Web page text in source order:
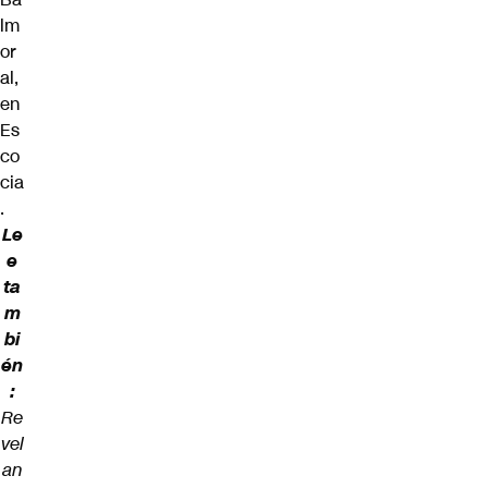
lm
or
al,
en
Es
co
cia
.
Le
e
ta
m
bi
én
:
Re
vel
an